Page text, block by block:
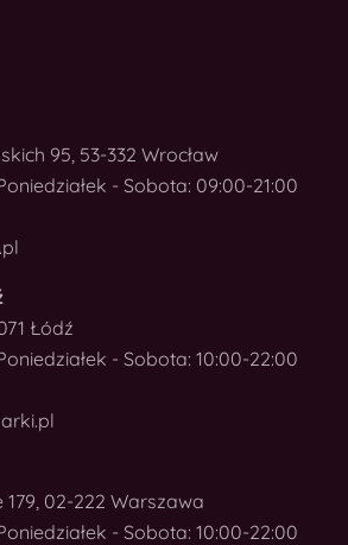
95, 53-332 Wrocław
- Sobota: 09:00-21:00
Łódź
- Sobota: 10:00-22:00
02-222 Warszawa
- Sobota: 10:00-22:00